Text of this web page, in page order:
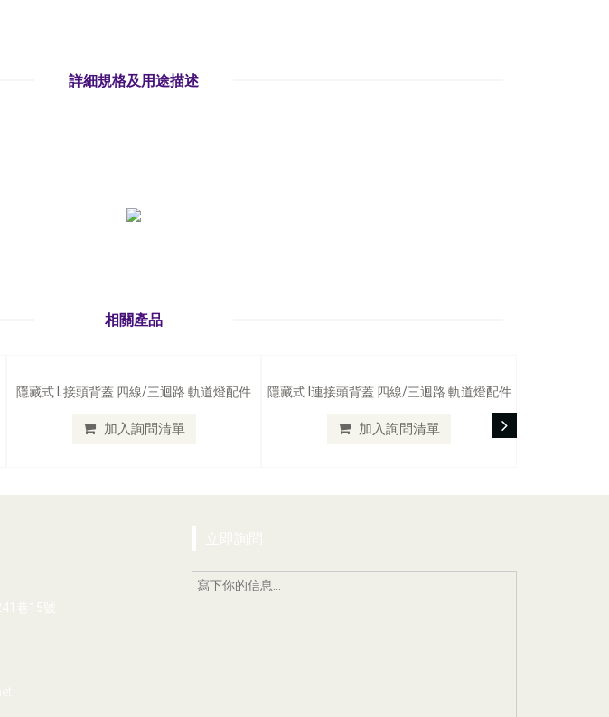
詳細規格及用途描述
相關產品
隱藏式 L接頭背蓋 四線/三迴路 軌道燈配件
加入詢問清單
隱藏式 I連接頭背蓋 四線/三迴路 軌道燈配件
加入詢問清單